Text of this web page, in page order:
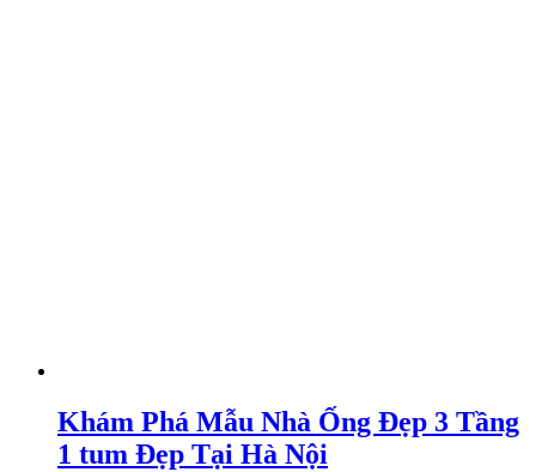
Khám Phá Mẫu Nhà Ống Đẹp 3 Tầng
1 tum Đẹp Tại Hà Nội